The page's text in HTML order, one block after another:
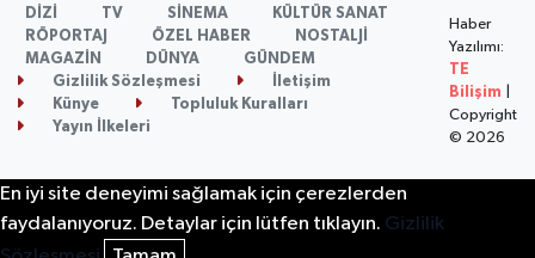
DİZİ TV SİNEMA
KÜLTÜR SANAT
RÖPORTAJ
ÖZEL HABER
NOSTALJİ
MAGAZİN
DÜNYA
GÜNDEM
Gizlilik Sözleşmesi
İletişim
Künye
Topluluk Kuralları
Yayın İlkeleri
Haber
Yazılımı:
TE
Bilişim
Copyright
© 2026
En iyi site deneyimi sağlamak için çerezlerden
faydalanıyoruz. Detaylar için lütfen tıklayın. Gizlilik